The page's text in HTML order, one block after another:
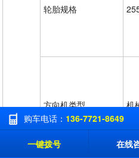
轮胎规格
方向机类型
机
购车电话： 136-7721-8649
一键拨号 在线